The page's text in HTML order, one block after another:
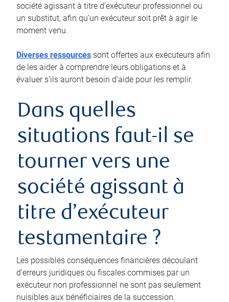
société agissant à titre d’exécuteur professionnel ou
un substitut, afin qu’un exécuteur soit prêt à agir le
moment venu.
Diverses ressources sont offertes aux exécuteurs afin
de les aider à comprendre leurs obligations et à
évaluer s’ils auront besoin d’aide pour les remplir.
Dans quelles
situations faut-il se
tourner vers une
société agissant à
titre d’exécuteur
testamentaire ?
Les possibles conséquences financières découlant
d’erreurs juridiques ou fiscales commises par un
exécuteur non professionnel ne sont pas seulement
nuisibles aux bénéficiaires de la succession.